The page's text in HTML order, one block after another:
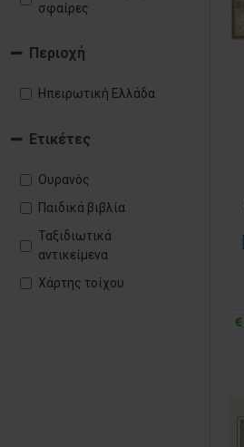
Περιοχή
Ηπειρωτική Ελλάδα
σφαίρες
Ετικέτες
Ουρανός
Παιδικά βιβλία
Ταξιδιωτικά
αντικείμενα
Χάρτης τοίχου